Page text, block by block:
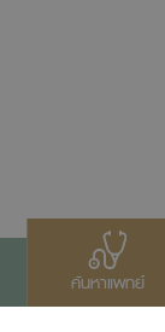
ค้นหาแพทย์